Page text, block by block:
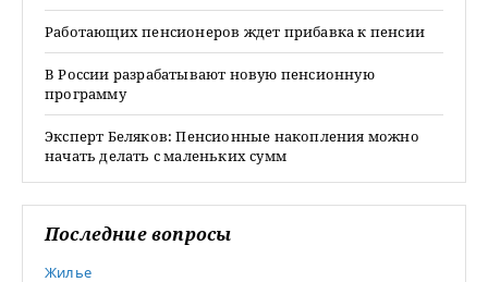
Работающих пенсионеров ждет прибавка к пенсии
В России разрабатывают новую пенсионную
программу
Эксперт Беляков: Пенсионные накопления можно
начать делать с маленьких сумм
Последние вопросы
Жилье